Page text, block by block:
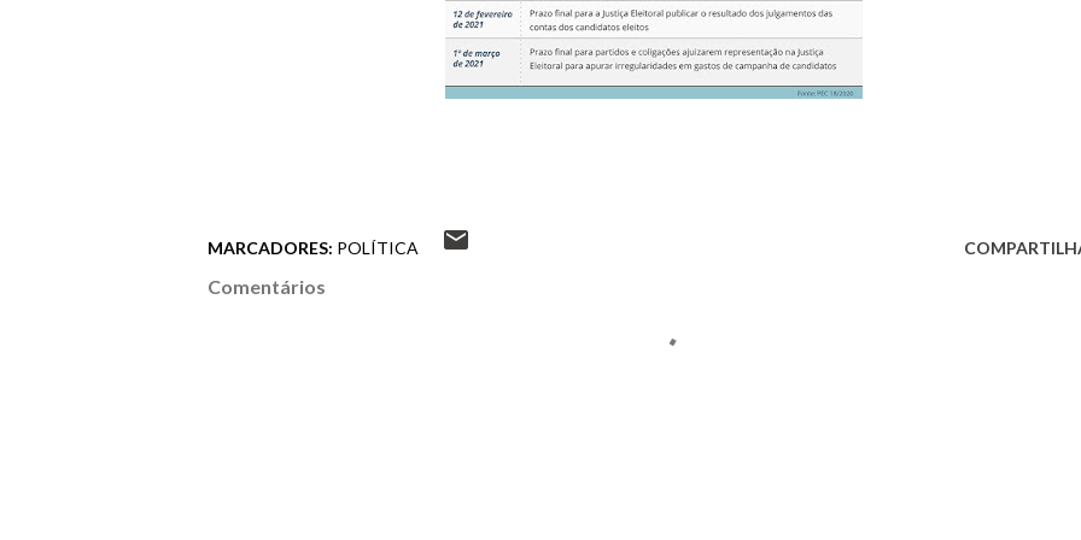
MARCADORES: POLÍTICA
Comentários